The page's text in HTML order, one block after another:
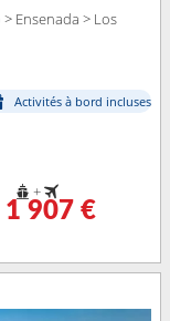
Ensenada > Los
Activités à bord incluses
+
1 907 €